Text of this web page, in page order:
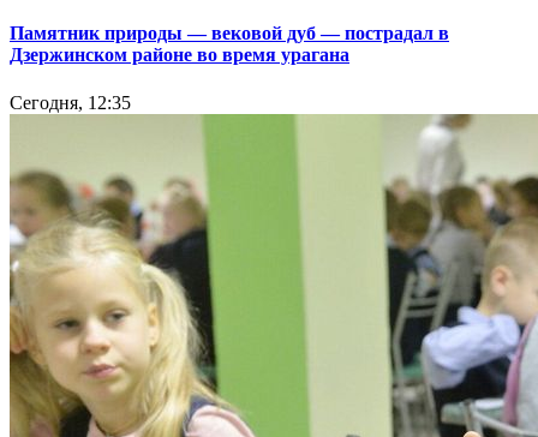
Памятник природы — вековой дуб — пострадал в
Дзержинском районе во время урагана
Сегодня, 12:35